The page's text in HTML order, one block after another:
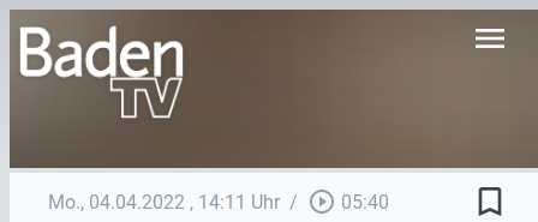
menu
Mo., 04.04.2022 , 14:11 Uhr / play_circle_outline 05:40 bookmark_border